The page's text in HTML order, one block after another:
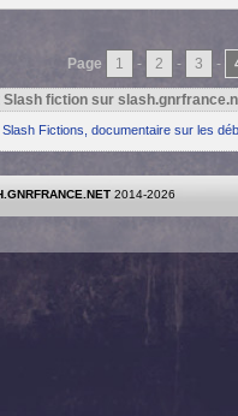
Page 1 - 2 - 3 -
fiction sur
Fictions, documentaire sur les
2014-2026